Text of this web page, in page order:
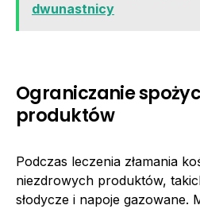
dwunastnicy
Ograniczanie
produktów
Podczas leczenia złamania
niezdrowych produktów,
słodycze i napoje gazowane.